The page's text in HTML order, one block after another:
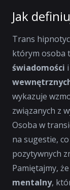
Jak
Trans
którym osoba
świadomości i
wykazuje
związanych z
Osoba w
na sugestie,
pozytywnych
Pamiętajmy,
mentalny,